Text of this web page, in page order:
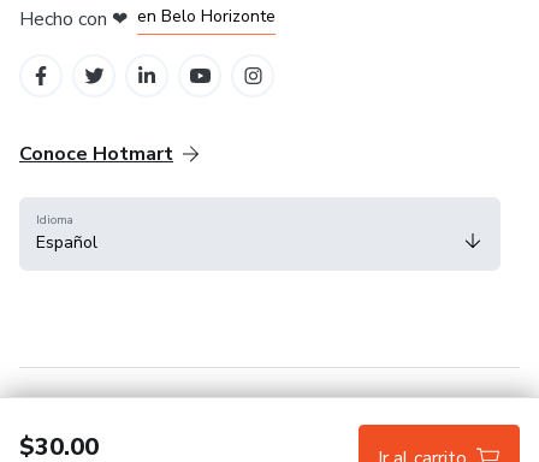
$30.00
Hecho con ❤ en Belo Horizonte
Conoce Hotmart
Idioma
Español